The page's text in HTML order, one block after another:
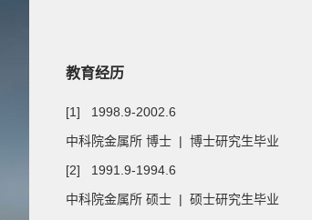
教育经历
[1] 1998.9-2002.6
中科院金属所 博士 | 博士研究生毕业
[2] 1991.9-1994.6
中科院金属所 硕士 | 硕士研究生毕业